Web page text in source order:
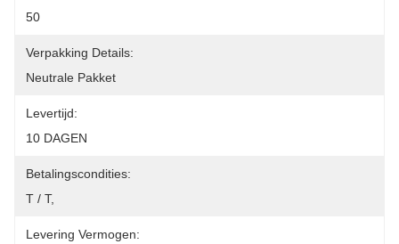
50
Verpakking Details:
Neutrale Pakket
Levertijd:
10 DAGEN
Betalingscondities:
T / T,
Levering Vermogen: